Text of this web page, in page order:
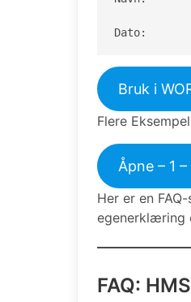
Dato:
Bruk i
Flere
Åpne – 1
Her er en
egenerklæring
FAQ: